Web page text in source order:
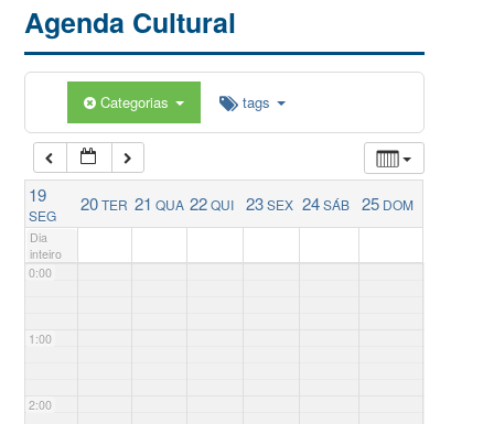
Agenda Cultural
Categorias tags
19
SEG
20TER 21 QUA 22QUI 23SEX 24SÁB 25 DOM
Dia
inteiro
0:00
1:00
2:00